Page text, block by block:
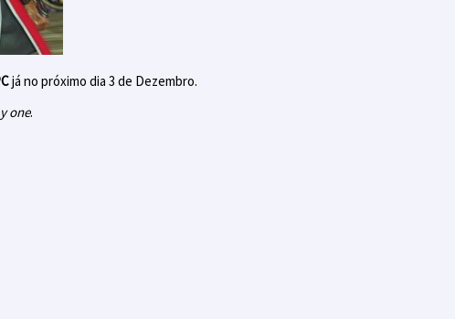
já no próximo dia 3 de Dezembro.
one.